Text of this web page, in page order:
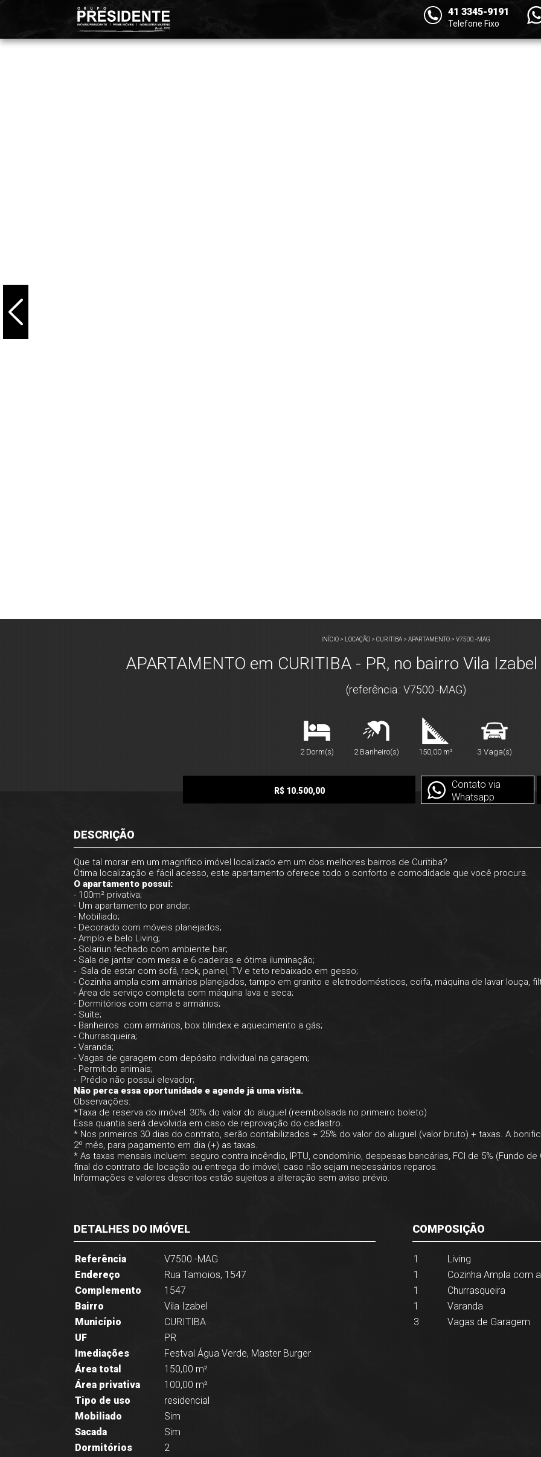
41 3345-9191
Telefone Fixo
INÍCIO > LOCAÇÃO > CURITIBA > APARTAMENTO > V7500.-MAG
APARTAMENTO em CURITIBA - PR, no bairro Vila
(referência.: V7500.-MAG)
2 Dorm(s) 2 Banheiro(s) 150,00 m² 3 Vaga(s)
R$ 10.500,00
Contato via
Whatsapp
DESCRIÇÃO
Que tal morar em um magnífico imóvel localizado em um dos melhores bairros de Curitiba?
Ótima localização e fácil acesso, este apartamento oferece todo o conforto e comodidade que você procura.
O apartamento possui:
- 100m² privativa;
- Um apartamento por andar;
- Mobiliado;
- Decorado com móveis planejados;
- Amplo e belo Living;
- Solariun fechado com ambiente bar;
- Sala de jantar com mesa e 6 cadeiras e ótima iluminação;
- Sala de estar com sofá, rack, painel, TV e teto rebaixado em gesso;
- Cozinha ampla com armários planejados, tampo em granito e eletrodomésticos, coifa, máquina de lavar louça,
- Área de serviço completa com máquina lava e seca;
- Dormitórios com cama e armários;
- Suíte;
- Banheiros com armários, box blindex e aquecimento a gás;
- Churrasqueira;
- Varanda;
- Vagas de garagem com depósito individual na garagem;
- Permitido animais;
- Prédio não possui elevador;
Não perca essa oportunidade e agende já uma visita.
Observações:
*Taxa de reserva do imóvel: 30% do valor do aluguel (reembolsada no primeiro boleto)
Essa quantia será devolvida em caso de reprovação do cadastro.
* Nos primeiros 30 dias do contrato, serão contabilizados + 25% do valor do aluguel (valor bruto) + taxas. A
2º mês, para pagamento em dia (+) as taxas.
* As taxas mensais incluem: seguro contra incêndio, IPTU, condomínio, despesas bancárias, FCI de 5% (Fundo
final do contrato de locação ou entrega do imóvel, caso não sejam necessários reparos.
Informações e valores descritos estão sujeitos a alteração sem aviso prévio.
DETALHES DO IMÓVEL
Referência
V7500.-MAG
Endereço
Rua Tamoios, 1547
Complemento
1547
Bairro
Vila Izabel
Município
CURITIBA
UF
PR
Imediações
Festval Água Verde, Master Burger
Área total
150,00 m²
Área privativa
100,00 m²
Tipo de uso
residencial
Mobiliado
Sim
Sacada
Sim
Dormitórios
2
COMPOSIÇÃO
1
Living
1
Cozinha Ampla com
1
Churrasqueira
1
Varanda
3
Vagas de Garagem